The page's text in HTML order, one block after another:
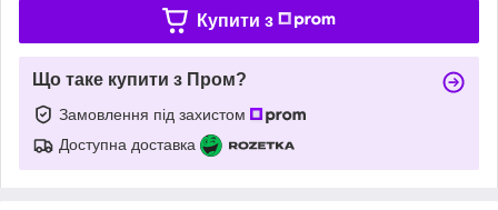
Купити з
Що таке купити з Пром?
Замовлення під захистом
Доступна доставка